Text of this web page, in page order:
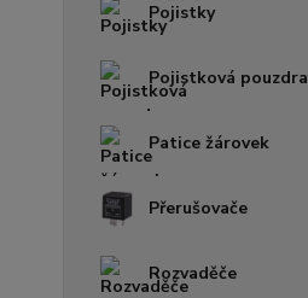
Pojistky
Pojistková pouzdra
Patice žárovek
Přerušovače
Rozvaděče